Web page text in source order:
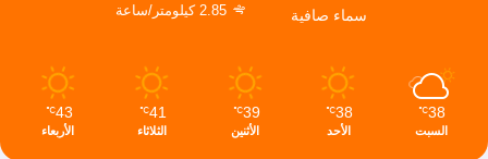
سماء صافية
2.85 كيلومتر/ساعة
38
℃
السبت
38
℃
الأحد
39
℃
الأثنين
41
℃
الثلاثاء
43
℃
الأربعاء